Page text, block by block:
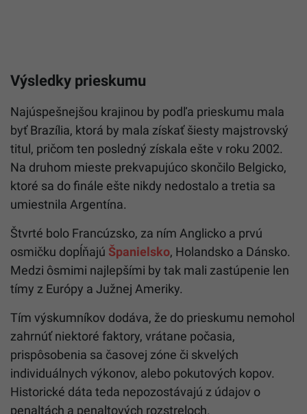
Výsledky prieskumu
Najúspešnejšou krajinou by podľa prieskumu mala
byť Brazília, ktorá by mala získať šiesty majstrovský
titul, pričom ten posledný získala ešte v roku 2002.
Na druhom mieste prekvapujúco skončilo Belgicko,
ktoré sa do finále ešte nikdy nedostalo a tretia sa
umiestnila Argentína.
Štvrté bolo Francúzsko, za ním Anglicko a prvú
osmičku dopĺňajú Španielsko, Holandsko a Dánsko.
Medzi ôsmimi najlepšími by tak mali zastúpenie len
tímy z Európy a Južnej Ameriky.
Tím výskumníkov dodáva, že do prieskumu nemohol
zahrnúť niektoré faktory, vrátane počasia,
prispôsobenia sa časovej zóne či skvelých
individuálnych výkonov, alebo pokutových kopov.
Historické dáta teda nepozostávajú z údajov o
penaltách a penaltových rozstreloch.